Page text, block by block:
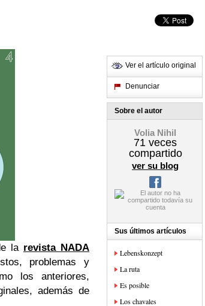
la revista NADA
problemas y
los anteriores,
además de
Ver el artículo original
Denunciar
Sobre el autor
Volia Nihil
71 veces
compartido
ver su blog
Sus últimos artículos
Lebenskonzept
La ruta
Es posible
Los chavales